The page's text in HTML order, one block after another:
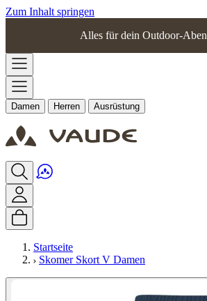
Zum Inhalt springen
Alles für dein Outdoor-
Damen Herren Ausrüstung
Startseite
Skomer Skort V Damen